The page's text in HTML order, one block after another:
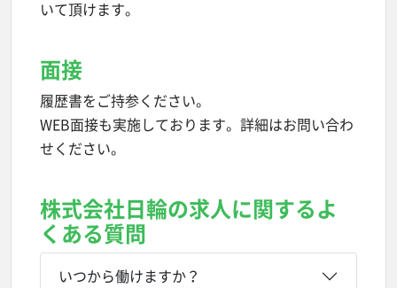
いて頂けます。
面接
履歴書をご持参ください。
WEB面接も実施しております。詳細はお問い合わ
せください。
株式会社日輪の求人に関するよ
くある質問
いつから働けますか？